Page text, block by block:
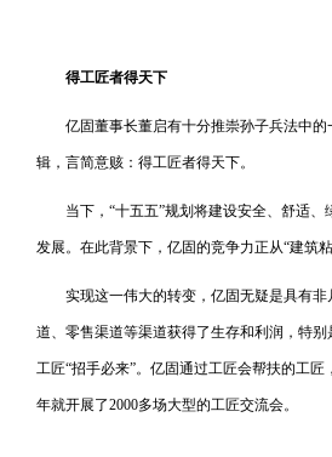
得工匠者得天下
亿固董事长董启有十分推崇孙子兵法中
辑，言简意赅：得工匠者得天下。
当下，“十五五”规划将建设安全、舒适
发展。在此背景下，亿固的竞争力正从“建筑
实现这一伟大的转变，亿固无疑是具有
道、零售渠道等渠道获得了生存和利润，特
工匠“招手必来”。亿固通过工匠会帮扶的工匠
年就开展了2000多场大型的工匠交流会。